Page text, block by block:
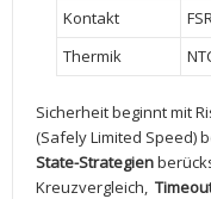
Kontakt
Thermik
Sicherheit beginnt mit
(Safely Limited Speed)
State-Strategien
Kreuzvergleich, ⁢